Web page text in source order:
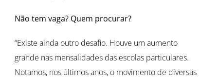
Não tem vaga? Quem procurar?
“Existe ainda outro desafio. Houve um aumento
grande nas mensalidades das escolas particulares.
Notamos, nos últimos anos, o movimento de diversas